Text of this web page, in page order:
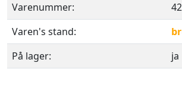
Varenummer:
Varen's stand:
På lager:
ja